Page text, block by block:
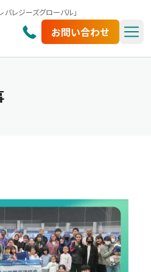
レジーズグローバル」
お問い合わせ